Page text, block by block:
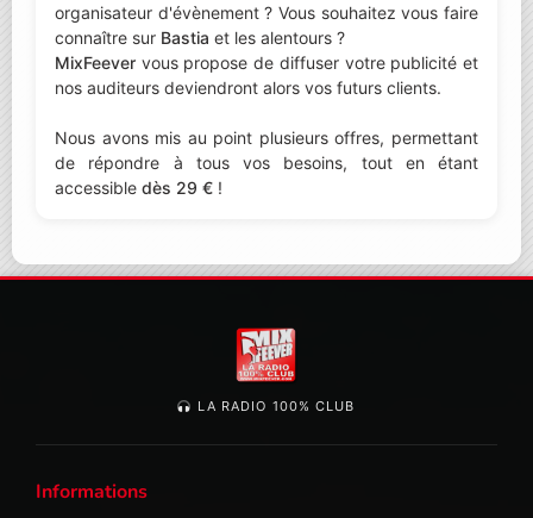
organisateur d'évènement ? Vous souhaitez vous faire
connaître sur Bastia et les alentours ?
MixFeever vous propose de diffuser votre publicité et
nos auditeurs deviendront alors vos futurs clients.
Nous avons mis au point plusieurs offres, permettant
de répondre à tous vos besoins, tout en étant
accessible dès 29 € !
LA RADIO 100% CLUB
Informations